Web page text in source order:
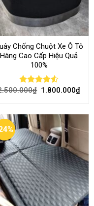
Chống Chuột Xe Ô Tô
Hàng Cao Cấp Hiệu Quả
100%
Rated 4.51
₫ 1.800.000₫